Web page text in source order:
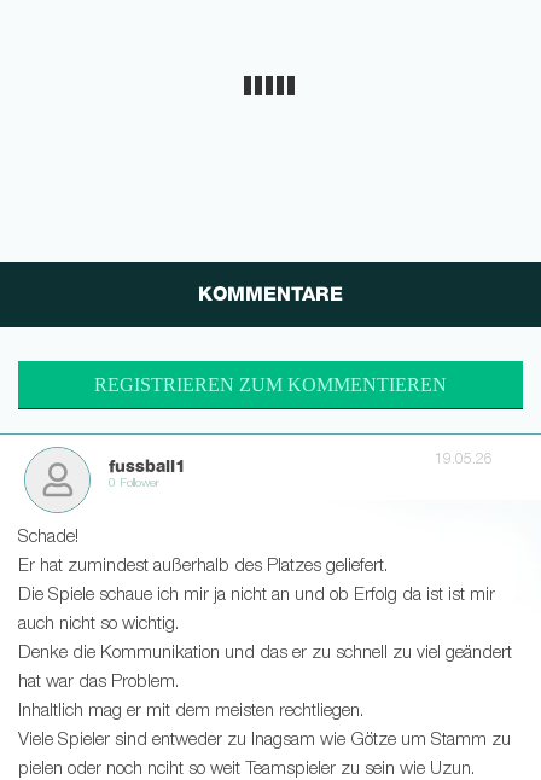
KOMMENTARE
REGISTRIEREN ZUM KOMMENTIEREN
fussball1
0 Follower
19.05.26
Schade!
Er hat zumindest außerhalb des Platzes geliefert.
Die Spiele schaue ich mir ja nicht an und ob Erfolg da ist ist mir
auch nicht so wichtig.
Denke die Kommunikation und das er zu schnell zu viel geändert
hat war das Problem.
Inhaltlich mag er mit dem meisten rechtliegen.
Viele Spieler sind entweder zu lnagsam wie Götze um Stamm zu
pielen oder noch nciht so weit Teamspieler zu sein wie Uzun.